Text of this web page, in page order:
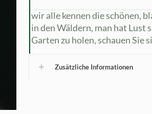
wir alle kennen die schönen,
in den Wäldern, man hat Lust
Garten zu holen, schauen Sie
Zusätzliche Informationen